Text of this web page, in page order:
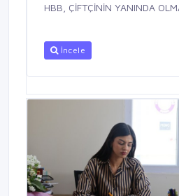
HBB, ÇİFTÇİNİN YANINDA
İncele